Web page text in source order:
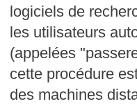
logiciels de
les utilisateurs
(appelées
cette procédure
des machines